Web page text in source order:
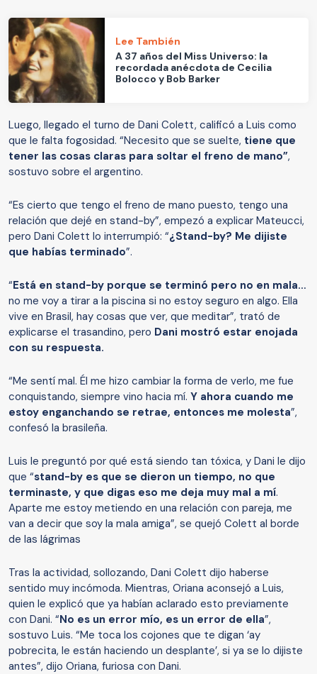
Lee También
A 37 años del Miss Universo: la
recordada anécdota de Cecilia
Bolocco y Bob Barker
Luego, llegado el turno de Dani Colett, calificó a Luis como
que le falta fogosidad. “Necesito que se suelte, tiene que
tener las cosas claras para soltar el freno de mano”,
sostuvo sobre el argentino.
“Es cierto que tengo el freno de mano puesto, tengo una
relación que dejé en stand-by”, empezó a explicar Mateucci,
pero Dani Colett lo interrumpió: “¿Stand-by? Me dijiste
que habías terminado”.
“Está en stand-by porque se terminó pero no en mala…
no me voy a tirar a la piscina si no estoy seguro en algo. Ella
vive en Brasil, hay cosas que ver, que meditar”, trató de
explicarse el trasandino, pero Dani mostró estar enojada
con su respuesta.
“Me sentí mal. Él me hizo cambiar la forma de verlo, me fue
conquistando, siempre vino hacia mí. Y ahora cuando me
estoy enganchando se retrae, entonces me molesta”,
confesó la brasileña.
Luis le preguntó por qué está siendo tan tóxica, y Dani le dijo
que “stand-by es que se dieron un tiempo, no que
terminaste, y que digas eso me deja muy mal a mí.
Aparte me estoy metiendo en una relación con pareja, me
van a decir que soy la mala amiga”, se quejó Colett al borde
de las lágrimas
Tras la actividad, sollozando, Dani Colett dijo haberse
sentido muy incómoda. Mientras, Oriana aconsejó a Luis,
quien le explicó que ya habían aclarado esto previamente
con Dani. “No es un error mío, es un error de ella”,
sostuvo Luis. “Me toca los cojones que te digan ‘ay
pobrecita, le están haciendo un desplante’, si ya se lo dijiste
antes”, dijo Oriana, furiosa con Dani.